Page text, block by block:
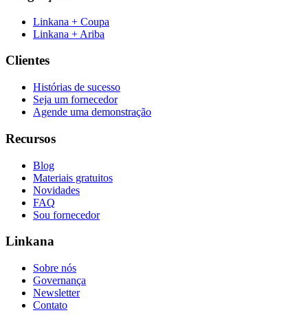
Linkana + Coupa
Linkana + Ariba
Clientes
Histórias de sucesso
Seja um fornecedor
Agende uma demonstração
Recursos
Blog
Materiais gratuitos
Novidades
FAQ
Sou fornecedor
Linkana
Sobre nós
Governança
Newsletter
Contato